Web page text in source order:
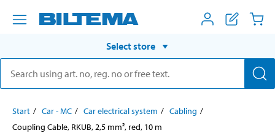
Select store
Start Car - MC Car electrical system
Cabling
Coupling Cable, RKUB, 2,5 mm², red, 10 m